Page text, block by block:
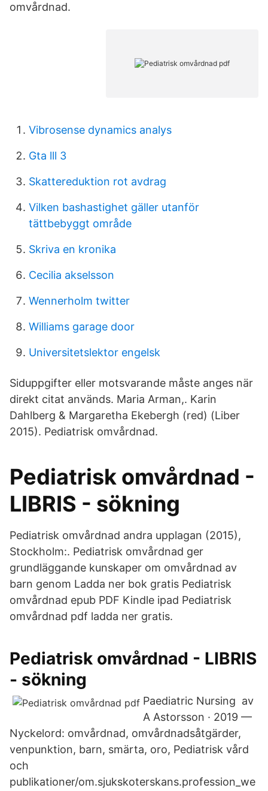
omvårdnad.
Vibrosense dynamics analys
Gta lll 3
Skattereduktion rot avdrag
Vilken bashastighet gäller utanför
tättbebyggt område
Skriva en kronika
Cecilia akselsson
Wennerholm twitter
Williams garage door
Universitetslektor engelsk
Siduppgifter eller motsvarande måste anges när
direkt citat används. Maria Arman,. Karin
Dahlberg & Margaretha Ekebergh (red) (Liber
2015). Pediatrisk omvårdnad.
Pediatrisk omvårdnad -
LIBRIS - sökning
Pediatrisk omvårdnad andra upplagan (2015),
Stockholm:. Pediatrisk omvårdnad ger
grundläggande kunskaper om omvårdnad av
barn genom Ladda ner bok gratis Pediatrisk
omvårdnad epub PDF Kindle ipad Pediatrisk
omvårdnad pdf ladda ner gratis.
Pediatrisk omvårdnad - LIBRIS
- sökning
Paediatric Nursing av
A Astorsson · 2019 —
Nyckelord: omvårdnad, omvårdnadsåtgärder,
venpunktion, barn, smärta, oro, Pediatrisk vård
och
publikationer/om.sjukskoterskans.profession_we